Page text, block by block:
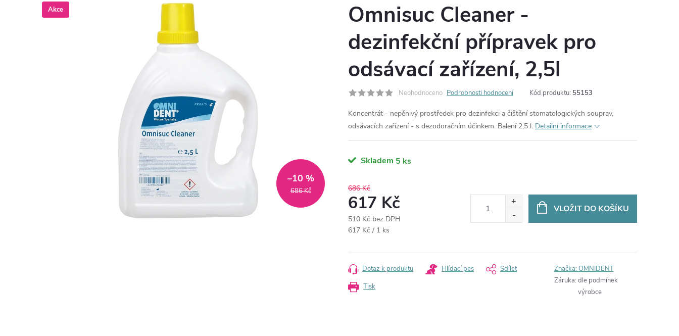
Akce
686 Kč
–10 %
Omnisuc Cleaner -
dezinfekční přípravek pro
odsávací zařízení, 2,5l
Neohodnoceno Podrobnosti hodnocení Kód produktu: 55153
Koncentrát - nepěnivý prostředek pro dezinfekci a čištění stomatologických souprav,
odsávacích zařízení - s dezodoračním účinkem. Balení 2,5 l. Detailní informace
Skladem 5 ks
686 Kč
617 Kč
510 Kč bez DPH
Měrná
617 Kč / 1 ks
VLOŽIT DO KOŠÍKU
Tisk
Dotaz k produktu Hlídací pes Sdílet Značka:OMNIDENT
Záruka: dle podmínek
výrobce